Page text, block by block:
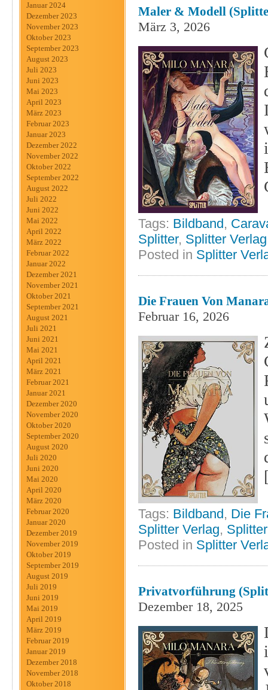
Januar 2024
Dezember 2023
November 2023
Oktober 2023
September 2023
August 2023
Juli 2023
Juni 2023
Mai 2023
April 2023
März 2023
Februar 2023
Januar 2023
Dezember 2022
November 2022
Oktober 2022
September 2022
August 2022
Juli 2022
Juni 2022
Mai 2022
April 2022
März 2022
Februar 2022
Januar 2022
Dezember 2021
November 2021
Oktober 2021
September 2021
August 2021
Juli 2021
Juni 2021
Mai 2021
April 2021
März 2021
Februar 2021
Januar 2021
Dezember 2020
November 2020
Oktober 2020
September 2020
August 2020
Juli 2020
Juni 2020
Mai 2020
April 2020
März 2020
Februar 2020
Januar 2020
Dezember 2019
November 2019
Oktober 2019
September 2019
August 2019
Juli 2019
Juni 2019
Mai 2019
April 2019
März 2019
Februar 2019
Januar 2019
Dezember 2018
November 2018
Oktober 2018
Maler & Modell
März 3, 2026
Tags: Bildband,
Splitter, Splitter Verlag
Posted in Splitter
Die Frauen Von
Februar 16, 2026
Tags: Bildband, Die
Splitter Verlag,
Posted in Splitter
Privatvorführung
Dezember 18, 2025